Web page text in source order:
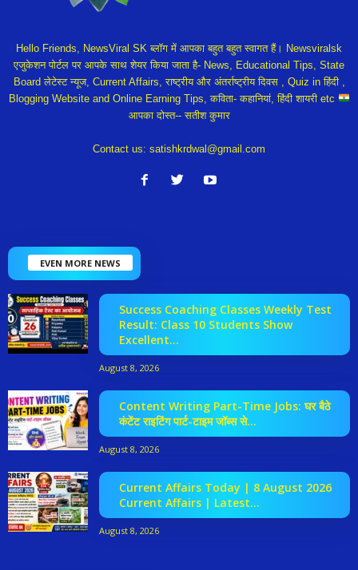
Hello Friends, NewsViral SK ब्लॉग में आपका बहुत बहुत स्वागत हैं। Newsviralsk
एजुकेशन पोर्टल पर आपके साथ शेयर किया जाता है- News, Educational Tips, State
Board लेटेस्ट न्यूज, Current Affairs, राष्ट्रीय और अंतर्राष्ट्रीय दिवस , Quiz in हिंदी ,
Blogging Website and Online Earning Tips, कविता- कहानियां, हिंदी शायरी etc
आपका दोस्त-- सतीश कुमार
Contact us: satishkrdwal@gmail.com
EVEN MORE NEWS
Success Coaching Classes Weekly Test
Result: Class 10 Students Show
Excellent...
August 8, 2026
Content Writing Part-Time Jobs: घर बैठे
कंटेंट राइटिंग पार्ट-टाइम जॉब्स से...
August 8, 2026
Current Affairs Today | 8 August 2026
Current Affairs | Latest...
August 8, 2026